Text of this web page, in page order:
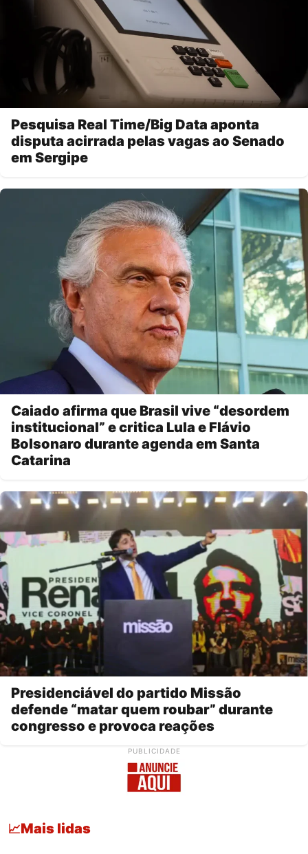
Pesquisa Real Time/Big Data aponta
disputa acirrada pelas vagas ao Senado
em Sergipe
Caiado afirma que Brasil vive “desordem
institucional” e critica Lula e Flávio
Bolsonaro durante agenda em Santa
Catarina
Presidenciável do partido Missão
defende “matar quem roubar” durante
congresso e provoca reações
PUBLICIDADE
📈Mais lidas